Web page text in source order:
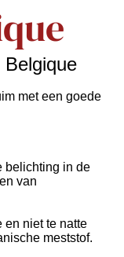
met een goede
belichting in de
van
en niet te natte
meststof.